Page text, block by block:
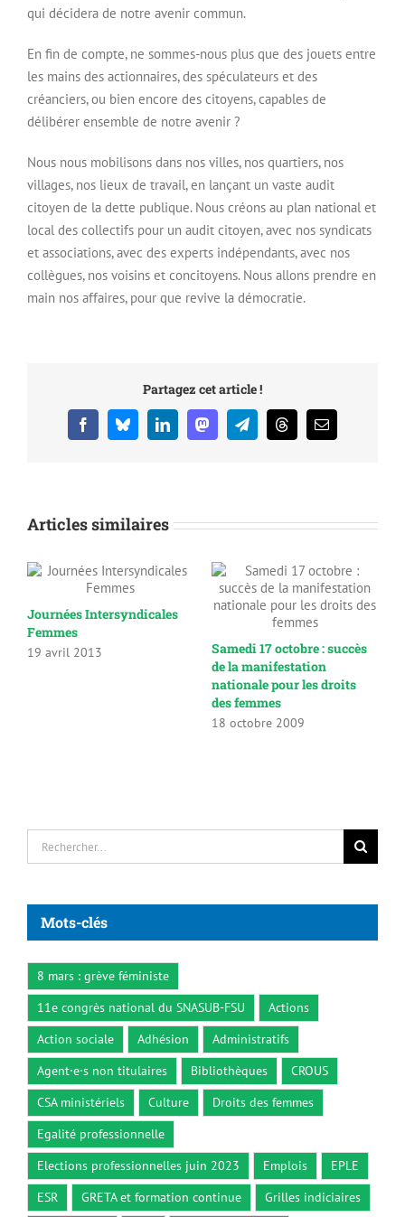
qui décidera de notre avenir commun.
En fin de compte, ne sommes-nous plus que des jouets entre
les mains des actionnaires, des spéculateurs et des
créanciers, ou bien encore des citoyens, capables de
délibérer ensemble de notre avenir ?
Nous nous mobilisons dans nos villes, nos quartiers, nos
villages, nos lieux de travail, en lançant un vaste audit
citoyen de la dette publique. Nous créons au plan national et
local des collectifs pour un audit citoyen, avec nos syndicats
et associations, avec des experts indépendants, avec nos
collègues, nos voisins et concitoyens. Nous allons prendre en
main nos affaires, pour que revive la démocratie.
Partagez cet article !
FacebookBlueskyLinkedInMastodonTelegramThreadsEmail
Articles similaires
Journées Intersyndicales
Femmes
19 avril 2013
Samedi 17 octobre : succès
de la manifestation
nationale pour les droits
des femmes
18 octobre 2009
Rechercher:
Mots-clés
8 mars : grève féministe
11e congrès national du SNASUB-FSU
Actions
Action sociale
Adhésion
Administratifs
Agent·e·s non titulaires
Bibliothèques
CROUS
CSA ministériels
Culture
Droits des femmes
Egalité professionnelle
Elections professionnelles juin 2023
Emplois
EPLE
ESR
GRETA et formation continue Grilles indiciaires